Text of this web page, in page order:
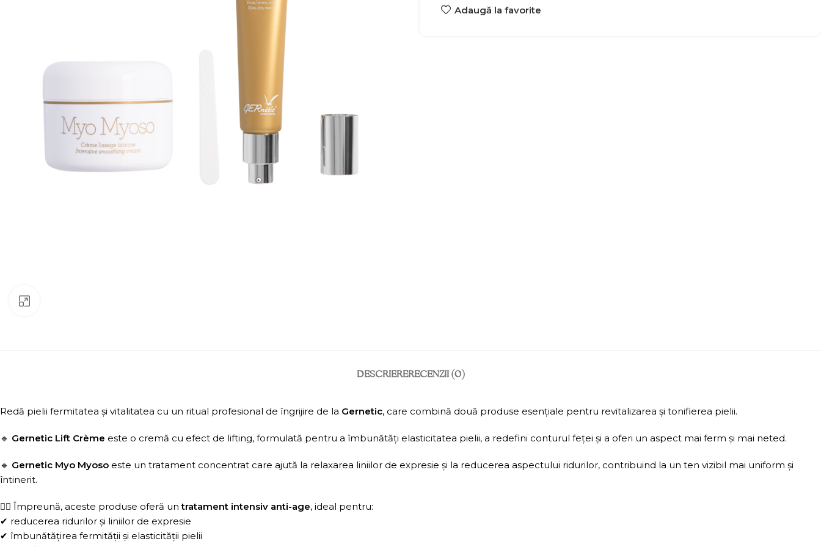
Adaugă la favorite
DESCRIERERECENZII (0)
Redă pielii fermitatea și vitalitatea cu un ritual profesional de îngrijire de la Gernetic, care combină două produse esențiale pentru revitalizarea și tonifierea pielii.
🔹 Gernetic Lift Crème este o cremă cu efect de lifting, formulată pentru a îmbunătăți elasticitatea pielii, a redefini conturul feței și a oferi un aspect mai ferm și mai neted.
🔹 Gernetic Myo Myoso este un tratament concentrat care ajută la relaxarea liniilor de expresie și la reducerea aspectului ridurilor, contribuind la un ten vizibil mai uniform și
întinerit.
💆‍♀️ Împreună, aceste produse oferă untratament intensiv anti-age, ideal pentru:
✔ reducerea ridurilor și liniilor de expresie
✔ îmbunătățirea fermității și elasticității pielii